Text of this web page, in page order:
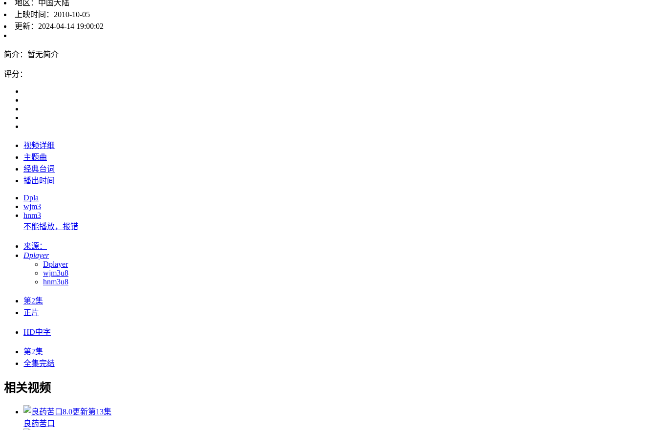
地区： 中国大陆
上映时间： 2010-10-05
更新： 2024-04-14 19:00:02
简介： 暂无简介
评分：
视频详细
主题曲
经典台词
播出时间
Dpla
wjm3
hnm3
不能播放，报错
来源：
Dplayer
Dplayer
wjm3u8
hnm3u8
第2集
正片
HD中字
第2集
全集完结
相关视频
8.0更新第13集
良药苦口